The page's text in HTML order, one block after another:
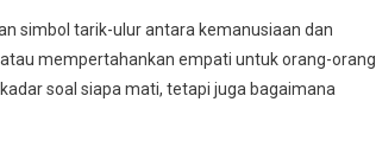
simbol tarik-ulur antara kemanusiaan dan
mempertahankan empati untuk orang-orang
soal siapa mati, tetapi juga bagaimana